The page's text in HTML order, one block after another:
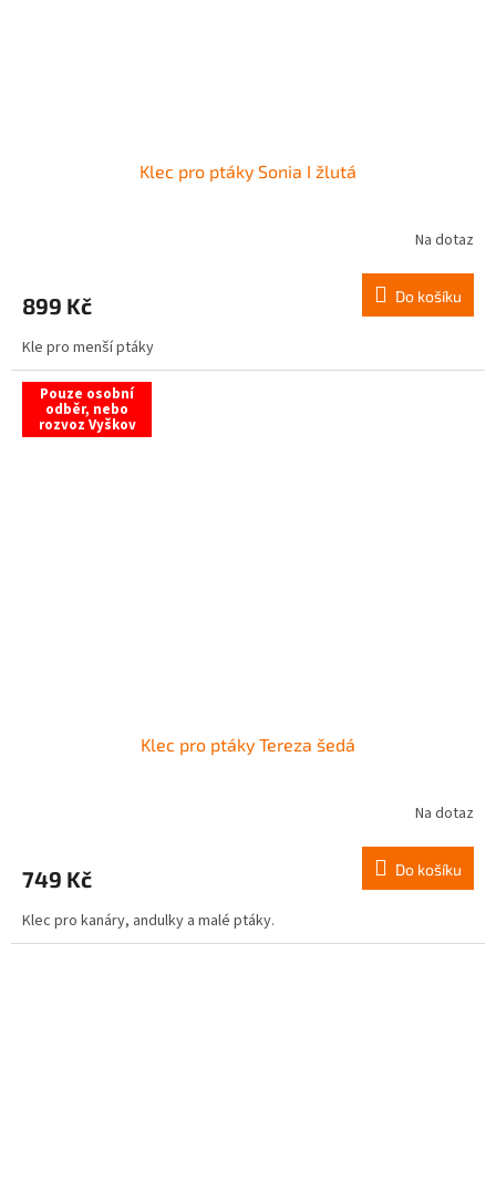
Klec pro ptáky Sonia I žlutá
Na dotaz
899 Kč Do košíku
Kle pro menší ptáky
Pouze osobní
odběr, nebo
rozvoz Vyškov
Klec pro ptáky Tereza šedá
Na dotaz
749 Kč Do košíku
Klec pro kanáry, andulky a malé ptáky.